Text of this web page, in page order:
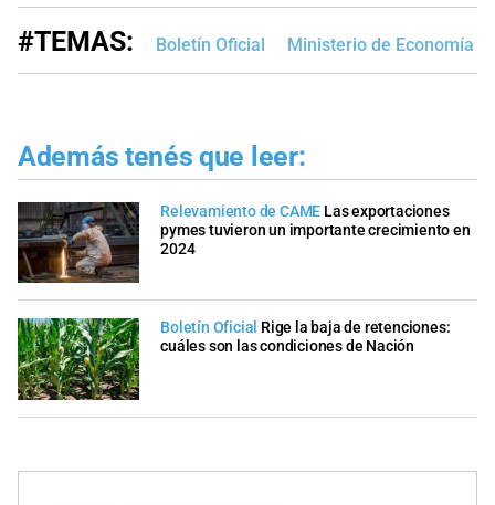
#TEMAS: Boletín Oficial Ministerio de Economía
Además tenés que leer:
Relevamiento de CAME Las exportaciones
pymes tuvieron un importante crecimiento en
2024
Boletín Oficial Rige la baja de retenciones:
cuáles son las condiciones de Nación